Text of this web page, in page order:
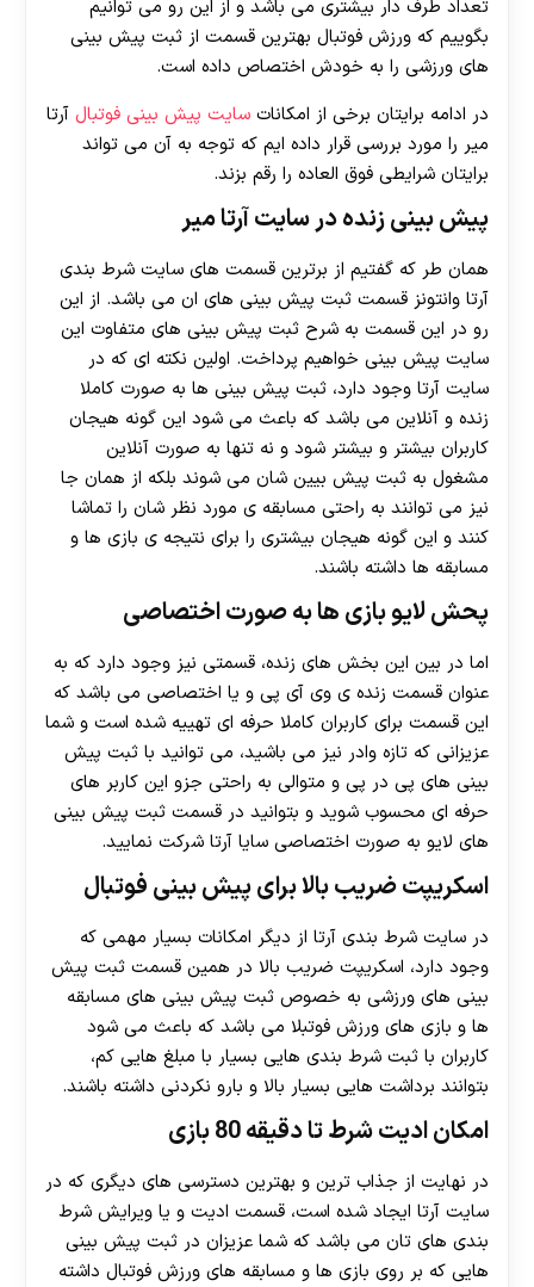
30 تا 50 درصد شارژ هدیه بیشتر فقط با ثبت نام در
هات بت
تعداد طرف دار بیشتری می باشد و از این رو می توانیم
بگوییم که ورزش فوتبال بهترین قسمت از ثبت پیش بینی
های ورزشی را به خودش اختصاص داده است.
در ادامه برایتان برخی از امکانات سایت پیش بینی فوتبال آرتا
میر را مورد بررسی قرار داده ایم که توجه به آن می تواند
برایتان شرایطی فوق العاده را رقم بزند.
پیش بینی زنده در سایت آرتا میر
همان طر که گفتیم از برترین قسمت های سایت شرط بندی
آرتا وانتونز قسمت ثبت پیش بینی های ان می باشد. از این
رو در این قسمت به شرح ثبت پیش بینی های متفاوت این
سایت پیش بینی خواهیم پرداخت. اولین نکته ای که در
سایت آرتا وجود دارد، ثبت پیش بینی ها به صورت کاملا
زنده و آنلاین می باشد که باعث می شود این گونه هیجان
کاربران بیشتر و بیشتر شود و نه تنها به صورت آنلاین
مشغول به ثبت پیش بیین شان می شوند بلکه از همان جا
نیز می توانند به راحتی مسابقه ی مورد نظر شان را تماشا
کنند و این گونه هیجان بیشتری را برای نتیجه ی بازی ها و
مسابقه ها داشته باشند.
پحش لایو بازی ها به صورت اختصاصی
اما در بین این بخش های زنده، قسمتی نیز وجود دارد که به
عنوان قسمت زنده ی وی آی پی و یا اختصاصی می باشد که
این قسمت برای کاربران کاملا حرفه ای تهییه شده است و شما
عزیزانی که تازه وادر نیز می باشید، می توانید با ثبت پیش
بینی های پی در پی و متوالی به راحتی جزو این کاربر های
حرفه ای محسوب شوید و بتوانید در قسمت ثبت پیش بینی
های لایو به صورت اختصاصی سایا آرتا شرکت نمایید.
اسکریپت ضریب بالا برای پیش بینی فوتبال
در سایت شرط بندی آرتا از دیگر امکانات بسیار مهمی که
وجود دارد، اسکریپت ضریب بالا در همین قسمت ثبت پیش
بینی های ورزشی به خصوص ثبت پیش بینی های مسابقه
ها و بازی های ورزش فوتبلا می باشد که باعث می شود
کاربران با ثبت شرط بندی هایی بسیار با مبلغ هایی کم،
بتوانند برداشت هایی بسیار بالا و بارو نکردنی داشته باشند.
امکان ادیت شرط تا دقیقه 80 بازی
در نهایت از جذاب ترین و بهترین دسترسی های دیگری که در
سایت آرتا ایجاد شده است، قسمت ادیت و یا ویرایش شرط
بندی های تان می باشد که شما عزیزان در ثبت پیش بینی
هایی که بر روی بازی ها و مسابقه های ورزش فوتبال داشته